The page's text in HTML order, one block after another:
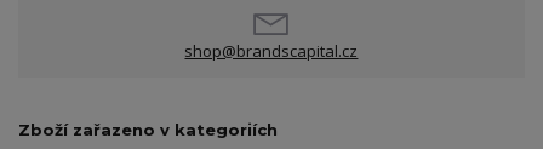
shop@brandscapital.cz
Zboží zařazeno v kategoriích